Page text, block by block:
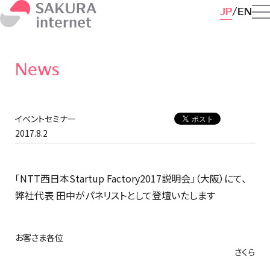
JP EN
News
イベントセミナー
2017.8.2
「NTT西日本Startup Factory2017説明会」（大阪）にて、
弊社代表 田中がパネリストとして登壇いたします
お客さま各位
さくら